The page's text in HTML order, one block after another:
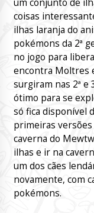
um conjunto de
coisas
ilhas laranja do
pokémons da 2ª
no jogo para
encontra Moltres
surgiram nas 2ª e
ótimo para se
só fica disponível
primeiras versões
caverna do
ilhas e ir na
um dos cães
novamente, com
pokémons.